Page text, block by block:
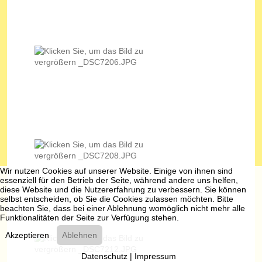
Wir nutzen Cookies auf unserer Website. Einige von ihnen sind
essenziell für den Betrieb der Seite, während andere uns helfen,
diese Website und die Nutzererfahrung zu verbessern. Sie können
selbst entscheiden, ob Sie die Cookies zulassen möchten. Bitte
beachten Sie, dass bei einer Ablehnung womöglich nicht mehr alle
Funktionalitäten der Seite zur Verfügung stehen.
Akzeptieren
Ablehnen
Datenschutz| Impressum